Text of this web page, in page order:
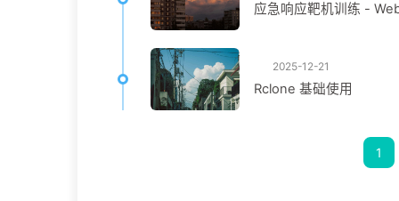
应急响应靶机训练 -
2025-12-21
Rclone 基础使用
1